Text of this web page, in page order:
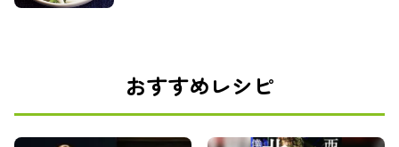
おすすめレシピ